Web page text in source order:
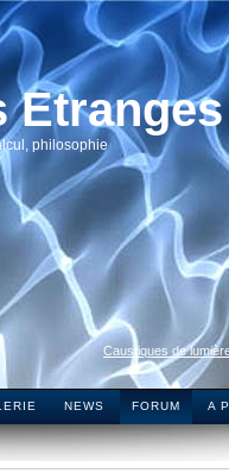
Etranges
philosophie
Caustiques de
NEWS FORUM A